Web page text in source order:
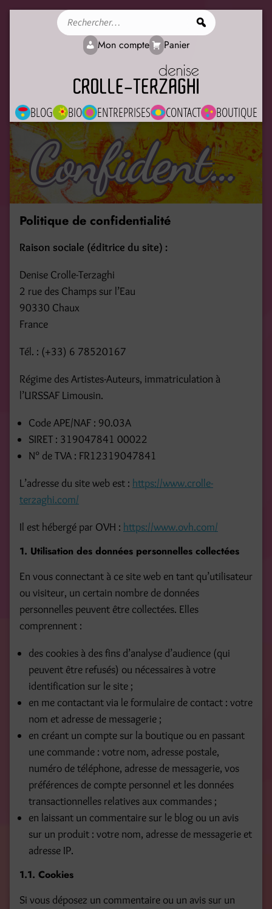
BLOG BIO ENTREPRISES CONTACT BOUTIQUE
Mon compte Panier
Confidentialité
Politique de confidentialité
Raison sociale (éditrice du site) :
Denise Crolle-Terzaghi
2 rue des Champs sur l’Eau
90330 Chaux
France
Tél. : (+33) 6 78520167
Régime des Artistes-Auteurs, immatriculation à
l’URSSAF Limousin.
Code APE/NAF : 90.03A
SIRET : 319047841 00022
N° de TVA : FR12319047841
L’adresse du site web est : https://www.crolle-
terzaghi.com/
Il est hébergé par OVH : https://www.ovh.com/
1. Utilisation des données personnelles collectées
En vous connectant à ce site web en tant qu’utilisateur
ou visiteur, un certain nombre de données
personnelles peuvent être collectées. Elles
comprennent :
des cookies à des fins d’analyse d’audience (qui
peuvent être refusés) ou nécessaires à votre
identification sur le site ;
en me contactant via le formulaire de contact : votre
nom et adresse de messagerie ;
en créant un compte sur la boutique ou en passant
une commande : votre nom, adresse postale,
numéro de téléphone, adresse de messagerie, vos
préférences de compte personnel et les données
transactionnelles relatives aux commandes ;
en laissant un commentaire sur le blog ou un avis
sur un produit : votre nom, adresse de messagerie et
adresse IP.
1.1. Cookies
Si vous déposez un commentaire ou un avis sur un